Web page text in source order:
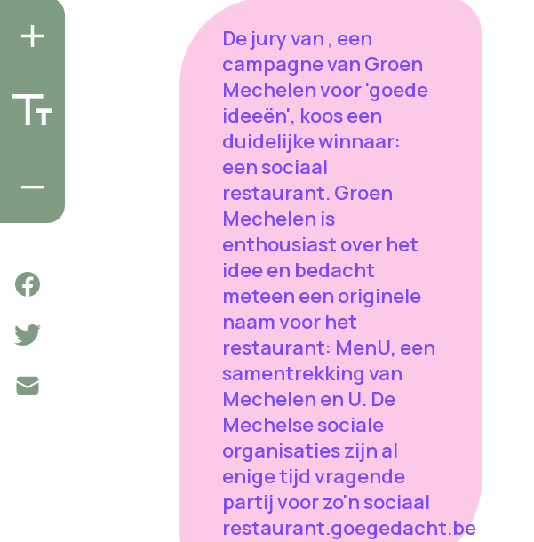
De jury van , een
campagne van Groen
Mechelen voor 'goede
ideeën', koos een
duidelijke winnaar:
een sociaal
restaurant. Groen
Mechelen is
enthousiast over het
idee en bedacht
meteen een originele
naam voor het
restaurant: MenU, een
samentrekking van
Mechelen en U. De
Mechelse sociale
organisaties zijn al
enige tijd vragende
partij voor zo'n sociaal
restaurant.goegedacht.be